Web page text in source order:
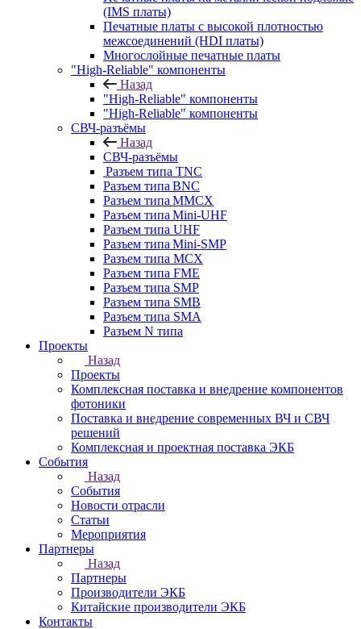
(IMS платы)
Печатные платы с высокой плотностью
межсоединений (HDI платы)
Многослойные печатные платы
"High-Reliable" компоненты
Назад
"High-Reliable" компоненты
"High-Reliable" компоненты
СВЧ-разъёмы
Назад
СВЧ-разъёмы
Разъем типа TNC
Разъем типа BNC
Разъем типа MMCX
Разъем типа Mini-UHF
Разъем типа UHF
Разъем типа Mini-SMP
Разъем типа MCX
Разъем типа FME
Разъем типа SMP
Разъем типа SMB
Разъем типа SMA
Разъем N типа
Проекты
Назад
Проекты
Комплексная поставка и внедрение компонентов
фотоники
Поставка и внедрение современных ВЧ и СВЧ
решений
Комплексная и проектная поставка ЭКБ
События
Назад
События
Новости отрасли
Статьи
Мероприятия
Партнеры
Назад
Партнеры
Производители ЭКБ
Китайские производители ЭКБ
Контакты